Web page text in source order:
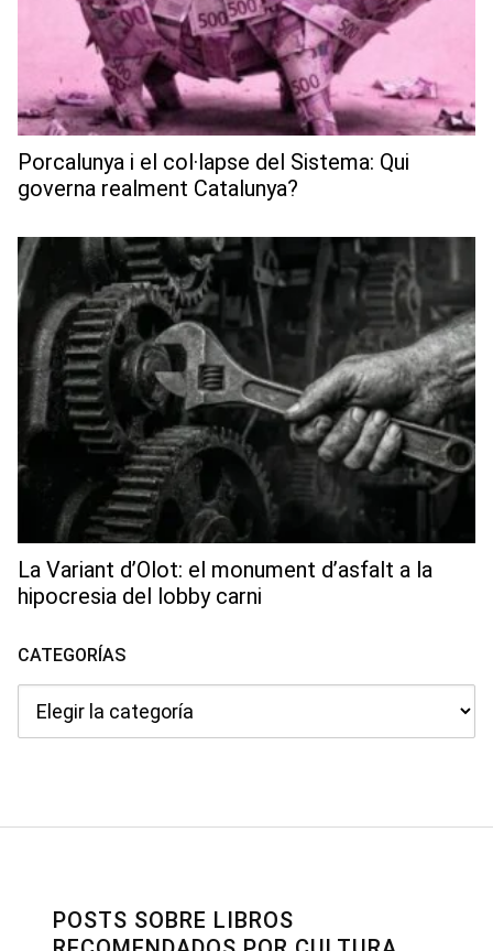
Porcalunya i el col·lapse del Sistema: Qui
governa realment Catalunya?
La Variant d’Olot: el monument d’asfalt a la
hipocresia del lobby carni
CATEGORÍAS
POSTS SOBRE LIBROS